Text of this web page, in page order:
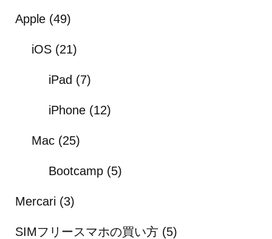
Apple (49)
iOS (21)
iPad (7)
iPhone (12)
Mac (25)
Bootcamp (5)
Mercari (3)
SIMフリースマホの買い方 (5)